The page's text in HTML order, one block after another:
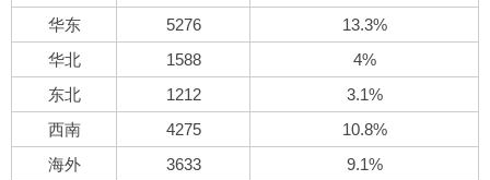
华东
5276
13.3%
华北
1588
4%
东北
1212
3.1%
西南
4275
10.8%
海外
3633 9.1%